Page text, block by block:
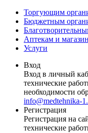
Торгующим
Бюджетным
Аптекам и
Услуги
Вход
Вход в личный
технические
необходимости
info@medtehnika-
Регистрация
Регистрация на
технические